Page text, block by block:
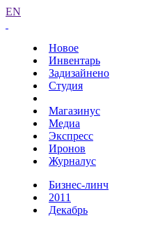
EN
Новое
Инвентарь
Задизайнено
Студия
Магазинус
Медиа
Экспресс
Иронов
Журналус
Бизнес-линч
2011
Декабрь